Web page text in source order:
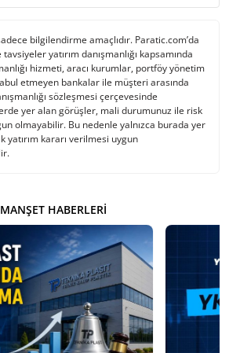
bilgilendirme amaçlıdır. Paratic.com’da
yatırım danışmanlığı kapsamında
hizmeti, aracı kurumlar, portföy yönetim
etmeyen bankalar ile müşteri arasında
sözleşmesi çerçevesinde
yer alan görüşler, mali durumunuz ile risk
olmayabilir. Bu nedenle yalnızca burada yer
kararı verilmesi uygun
MANŞET HABERLERI